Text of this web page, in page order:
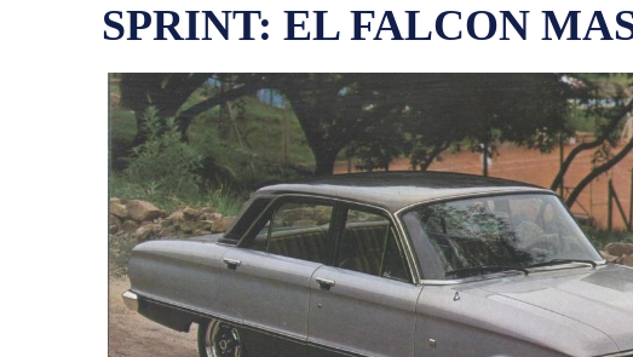
SPRINT: EL FALCON